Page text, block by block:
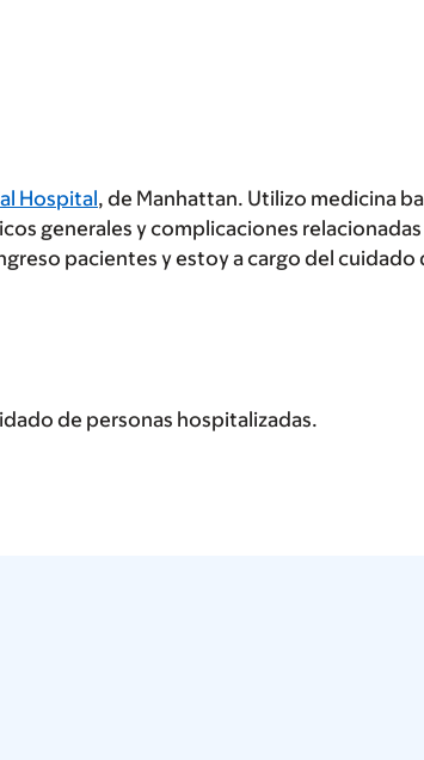
Hospital, de Manhattan. Utilizo medicina
generales y complicaciones relacionadas
pacientes y estoy a cargo del cuidado
de personas hospitalizadas.